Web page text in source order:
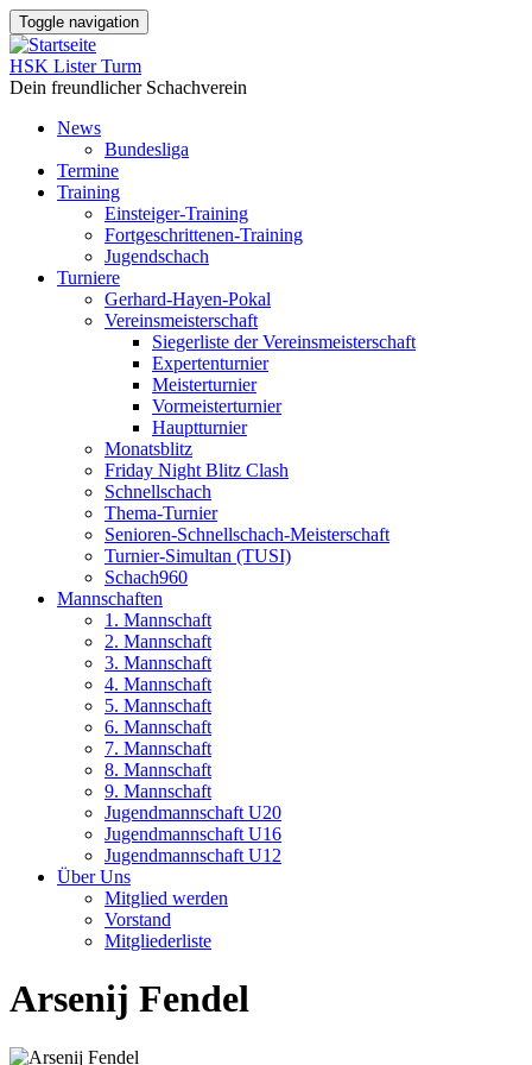
Direkt
zum
Inhalt
Toggle navigation
HSK Lister Turm
Dein freundlicher Schachverein
Main
navigation
News
Bundesliga
Termine
Training
Einsteiger-Training
Fortgeschrittenen-Training
Jugendschach
Turniere
Gerhard-Hayen-Pokal
Vereinsmeisterschaft
Siegerliste der Vereinsmeisterschaft
Expertenturnier
Meisterturnier
Vormeisterturnier
Hauptturnier
Monatsblitz
Friday Night Blitz Clash
Schnellschach
Thema-Turnier
Senioren-Schnellschach-Meisterschaft
Turnier-Simultan (TUSI)
Schach960
Mannschaften
1. Mannschaft
2. Mannschaft
3. Mannschaft
4. Mannschaft
5. Mannschaft
6. Mannschaft
7. Mannschaft
8. Mannschaft
9. Mannschaft
Jugendmannschaft U20
Jugendmannschaft U16
Jugendmannschaft U12
Über Uns
Mitglied werden
Vorstand
Mitgliederliste
Arsenij Fendel
Portraitbild